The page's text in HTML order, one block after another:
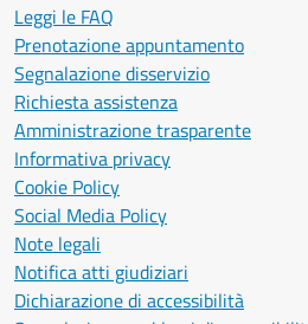
Leggi le FAQ
Prenotazione appuntamento
Segnalazione disservizio
Richiesta assistenza
Amministrazione trasparente
Informativa privacy
Cookie Policy
Social Media Policy
Note legali
Notifica atti giudiziari
Dichiarazione di accessibilità